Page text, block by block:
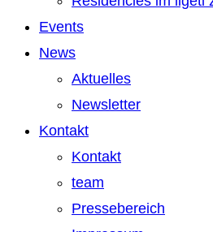
Events
News
Aktuelles
Newsletter
Kontakt
Kontakt
team
Pressebereich